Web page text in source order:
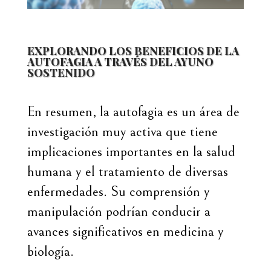
EXPLORANDO LOS BENEFICIOS DE LA
AUTOFAGIA A TRAVÉS DEL AYUNO
SOSTENIDO
En resumen, la autofagia es un área de
investigación muy activa que tiene
implicaciones importantes en la salud
humana y el tratamiento de diversas
enfermedades. Su comprensión y
manipulación podrían conducir a
avances significativos en medicina y
biología.